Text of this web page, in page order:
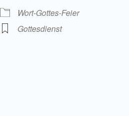
Wort-Gottes-Feier
Gottesdienst